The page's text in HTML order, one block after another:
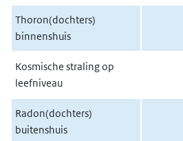
Thoron(dochters)
binnenshuis
Kosmische straling op
leefniveau
Radon(dochters)
buitenshuis